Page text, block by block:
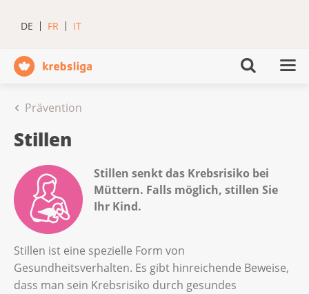
DE FR IT
Prävention
Stillen
Stillen senkt das Krebsrisiko bei
Müttern. Falls möglich, stillen Sie
Ihr Kind.
Stillen ist eine spezielle Form von
Gesundheitsverhalten. Es gibt hinreichende Beweise,
dass man sein Krebsrisiko durch gesundes